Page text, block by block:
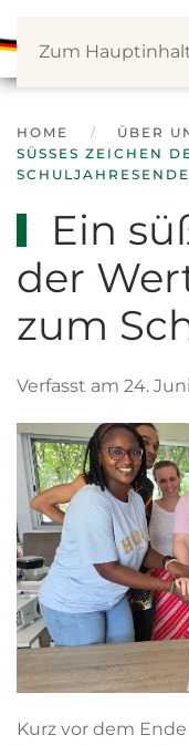
Zum
HOME ÜBER
SÜSSES ZEICHEN
CHULJAHRESENDE
Ein
der
zum
Verfasst am 24.
Kurz vor dem